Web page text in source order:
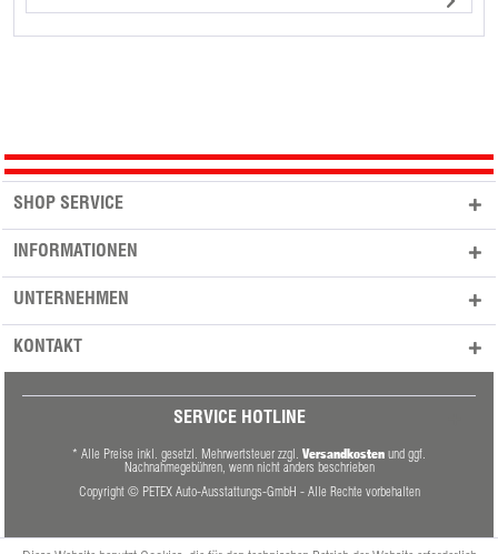
SHOP SERVICE
INFORMATIONEN
UNTERNEHMEN
KONTAKT
SERVICE HOTLINE
* Alle Preise inkl. gesetzl. Mehrwertsteuer zzgl. Versandkosten und ggf.
Nachnahmegebühren, wenn nicht anders beschrieben
Copyright © PETEX Auto-Ausstattungs-GmbH - Alle Rechte vorbehalten